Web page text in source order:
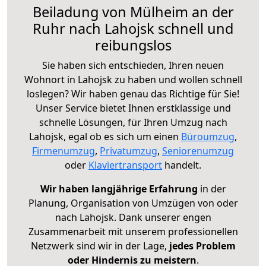
Beiladung von Mülheim an der
Ruhr nach Lahojsk schnell und
reibungslos
Sie haben sich entschieden, Ihren neuen
Wohnort in Lahojsk zu haben und wollen schnell
loslegen? Wir haben genau das Richtige für Sie!
Unser Service bietet Ihnen erstklassige und
schnelle Lösungen, für Ihren Umzug nach
Lahojsk, egal ob es sich um einen Büroumzug,
Firmenumzug, Privatumzug, Seniorenumzug
oder Klaviertransport handelt.
Wir haben langjährige Erfahrung in der
Planung, Organisation von Umzügen von oder
nach Lahojsk. Dank unserer engen
Zusammenarbeit mit unserem professionellen
Netzwerk sind wir in der Lage, jedes Problem
oder Hindernis zu meistern.